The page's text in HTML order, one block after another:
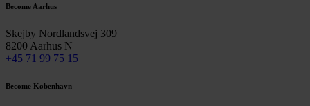
Become Aarhus
Skejby Nordlandsvej 309
8200 Aarhus N
+45 71 99 75 15
Become København